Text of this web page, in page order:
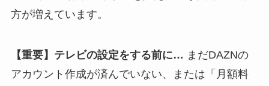
方が増えています。
【重要】テレビの設定をする前に… まだDAZNの
アカウント作成が済んでいない、または「月額料